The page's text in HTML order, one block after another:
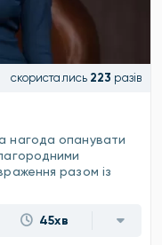
скористались 223 разів
нагода опанувати
разом із
45хв